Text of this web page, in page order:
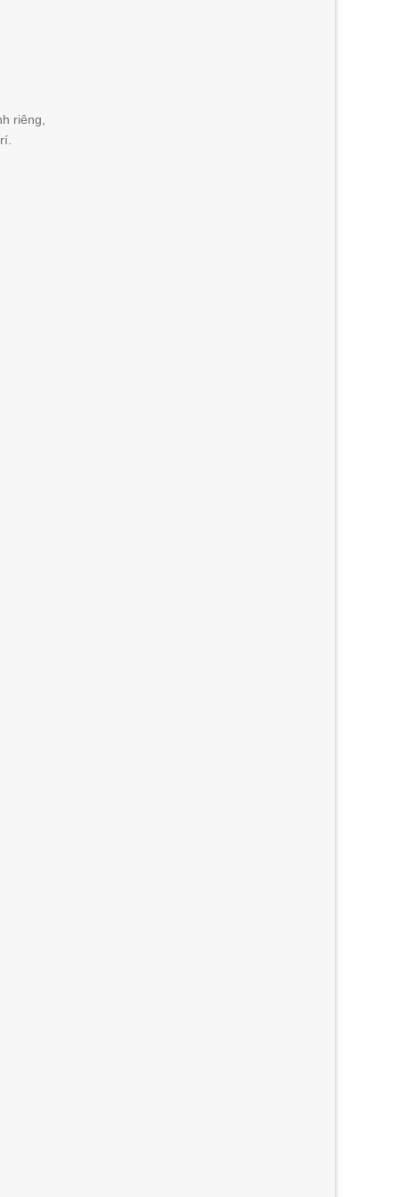
riêng,